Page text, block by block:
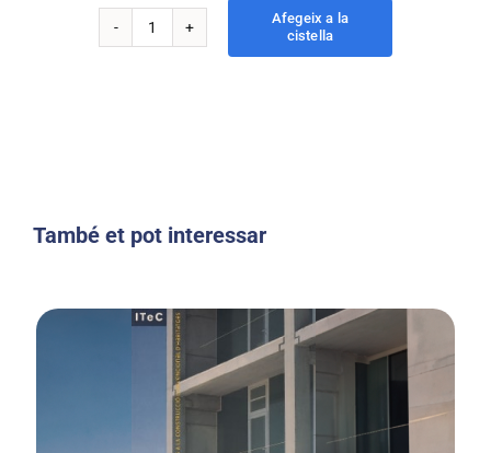
construcción
Afegeix a la
cistella
També et pot interessar